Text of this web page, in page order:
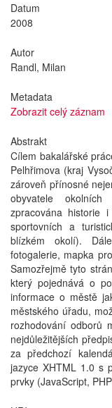
Datum
2008
Autor
Randl, Milan
Metadata
Zobrazit celý záznam
Abstrakt
Cílem bakalářské
Pelhřimova (kraj
zároveň přínosné
obyvatele
zpracována historie
sportovních a
blízkém okolí).
fotogalerie, mapka
Samozřejmě tyto
který pojednává o
informace o městě
městského úřadu,
rozhodování odborů
nejdůležitějších
za předchozí
jazyce XHTML 1.0 s
prvky (JavaScript,